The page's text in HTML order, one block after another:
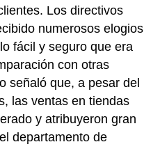
Los directivos
numerosos elogios
fácil y seguro que era
con otras
señaló que, a pesar del
las ventas en tiendas
y atribuyeron gran
departamento de